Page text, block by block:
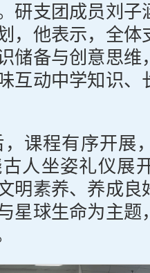
研支团成员刘子
，他表示，全体
储备与创意思维
互动中学知识、
课程有序开展
人坐姿礼仪展
明素养、养成良
星球生命为主题